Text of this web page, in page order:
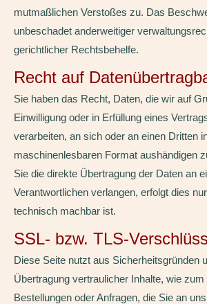
mutmaßlichen Verstoßes zu. Das
unbeschadet anderweitiger
gerichtlicher Rechtsbehelfe.
Recht auf
Sie haben das Recht, Daten, die wir auf
Einwilligung oder in Erfüllung eines
verarbeiten, an sich oder an einen Dritten
maschinenlesbaren Format aushändigen
Sie die direkte Übertragung der Daten an
Verantwortlichen verlangen, erfolgt dies
technisch machbar ist.
SSL- bzw. TLS-
Diese Seite nutzt aus Sicherheitsgründen
Übertragung vertraulicher Inhalte, wie zum
Bestellungen oder Anfragen, die Sie an